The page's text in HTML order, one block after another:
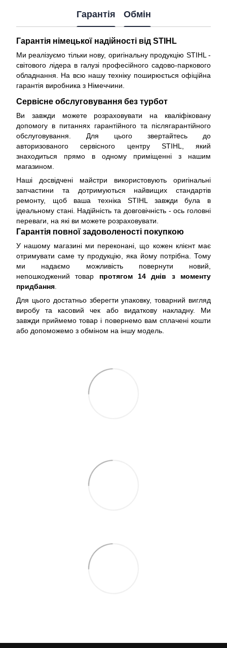
Гарантія Обмін
Гарантія німецької надійності від STIHL
Ми реалізуємо тільки нову, оригінальну продукцію STIHL -
світового лідера в галузі професійного садово-паркового
обладнання. На всю нашу техніку поширюється офіційна
гарантія виробника з Німеччини
Сервісне обслуговування без турбот
Ви завжди можете розраховувати на кваліфіковану
допомогу в питаннях гарантійного та післягарантійного
обслуговування. Для цього звертайтесь до
авторизованого сервісного центру STIHL, який
знаходиться прямо в одному приміщенні з нашим
магазином.
Наші досвідчені майстри використовують оригінальні
запчастини та дотримуються найвищих стандартів
ремонту, щоб ваша техніка STIHL завжди була в
ідеальному стані. Надійність та довговічність - ось головні
переваги, на які ви можете розраховувати.
Гарантія повної задоволеності покупкою
У нашому магазині ми переконані, що кожен клієнт має
отримувати саме ту продукцію, яка йому потрібна. Тому
ми надаємо можливість повернути новий,
непошкоджений товар протягом 14 днів з моменту
придбання
Для цього достатньо зберегти упаковку, товарний вигляд
виробу та касовий чек або видаткову накладну. Ми
завжди приймемо товар і повернемо вам сплачені кошти
або допоможемо з обміном на іншу модель.